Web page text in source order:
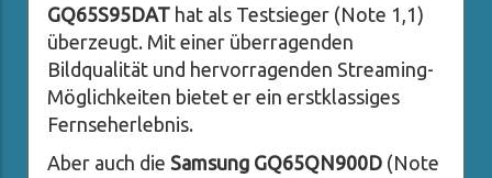
GQ65S95DAT hat als Testsieger (Note 1,1)
überzeugt. Mit einer überragenden
Bildqualität und hervorragenden Streaming-
Möglichkeiten bietet er ein erstklassiges
Fernseherlebnis.
Aber auch die Samsung GQ65QN900D (Note